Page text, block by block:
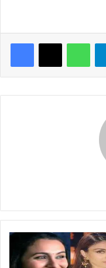
ए
ची